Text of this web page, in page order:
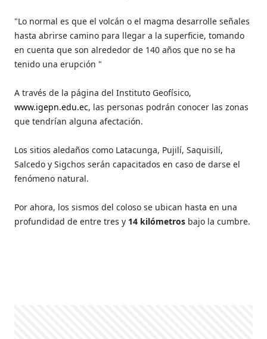
"Lo normal es que el volcán o el magma desarrolle señales
hasta abrirse camino para llegar a la superficie, tomando
en cuenta que son alrededor de 140 años que no se ha
tenido una erupción "
A través de la página del Instituto Geofísico,
www.igepn.edu.ec, las personas podrán conocer las zonas
que tendrían alguna afectación.
Los sitios aledaños como Latacunga, Pujilí, Saquisilí,
Salcedo y Sigchos serán capacitados en caso de darse el
fenómeno natural.
Por ahora, los sismos del coloso se ubican hasta en una
profundidad de entre tres y 14 kilómetros bajo la cumbre.